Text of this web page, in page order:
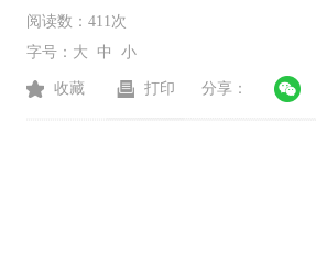
阅读数： 411次
字号： 大 中 小
收藏 打印 分享：